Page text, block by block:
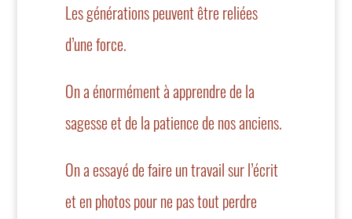
Les générations peuvent être reliées
d’une force.
On a énormément à apprendre de la
sagesse et de la patience de nos anciens.
On a essayé de faire un travail sur l’écrit
et en photos pour ne pas tout perdre